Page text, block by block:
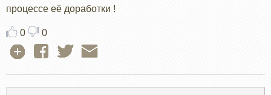
процессе её доработки !
0 0